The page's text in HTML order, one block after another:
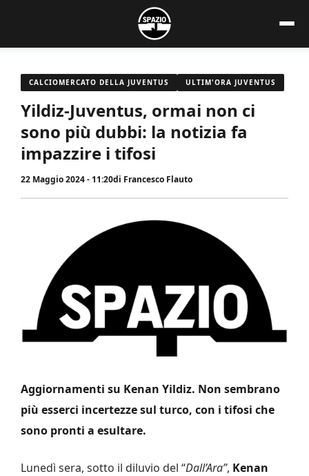
contenuto
CALCIOMERCATO DELLA JUVENTUS ULTIM'ORA JUVENTUS
Yildiz-Juventus, ormai non ci
sono più dubbi: la notizia fa
impazzire i tifosi
22 Maggio 2024 - 11:20di Francesco Flauto
Aggiornamenti su Kenan Yildiz. Non sembrano
più esserci incertezze sul turco, con i tifosi che
sono pronti a esultare.
Lunedì sera, sotto il diluvio del “Dall’Ara”, Kenan